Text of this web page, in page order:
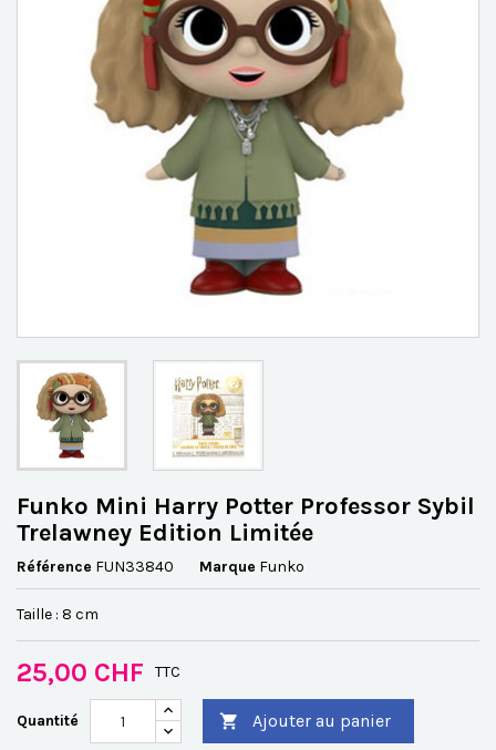
Funko Mini Harry Potter Professor Sybil
Trelawney Edition Limitée
Référence FUN33840 Marque Funko
Taille : 8 cm
25,00 CHF TTC
Quantité  Ajouter au panier